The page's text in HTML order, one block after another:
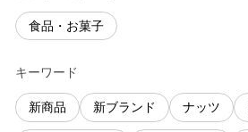
食品・お菓子
キーワード
新商品 新ブランド ナッツ